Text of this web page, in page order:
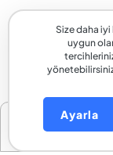
Size daha
uygun
Ayarla